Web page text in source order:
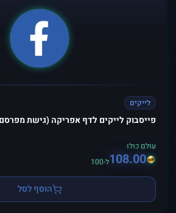
לייקים
פייסבוק לייקים לדף אפריקה (גישת
עולם כולו
108.00ל-100
הוסף לסל